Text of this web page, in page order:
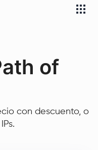
of
con descuento, o